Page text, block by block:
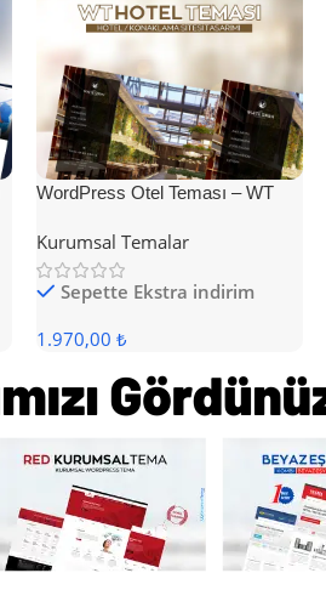
WordPress Otel Teması – WT
Kurumsal Temalar
Sepette Ekstra indirim
1.970,00 ₺